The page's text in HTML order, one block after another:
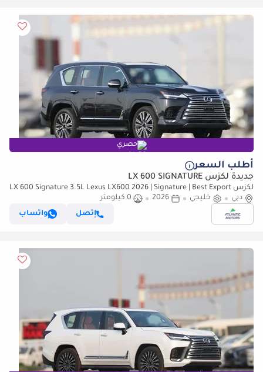
حصري
أطلب السعر
جديدة لكزس LX 600 SIGNATURE
لكزس LX 600 Signature 3.5L Lexus LX600 2026 | Signature | Best Export
Priceدبي خليجي 2026
0 كيلومتر
إتصل
واتساب